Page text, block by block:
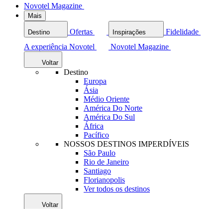
Novotel Magazine
Mais
Destino Ofertas Inspirações
Fidelidade
A experiência Novotel
Novotel Magazine
Voltar
Destino
Europa
Ásia
Médio Oriente
América Do Norte
América Do Sul
África
Pacífico
NOSSOS DESTINOS IMPERDÍVEIS
São Paulo
Rio de Janeiro
Santiago
Florianopolis
Ver todos os destinos
Voltar